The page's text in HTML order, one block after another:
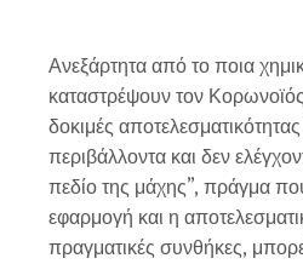
Ανεξάρτητα από το ποια
καταστρέψουν τον
δοκιμές αποτελεσματικότητας
περιβάλλοντα και δεν
πεδίο της μάχης”, πράγμα
εφαρμογή και η
πραγματικές συνθήκες,